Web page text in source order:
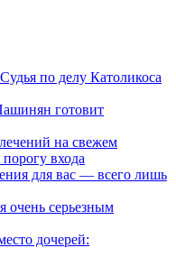
по делу Католикоса
готовит
на свежем
входа
для вас — всего лишь
очень серьезным
дочерей: